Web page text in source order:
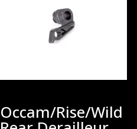
Occam/Rise/Wild